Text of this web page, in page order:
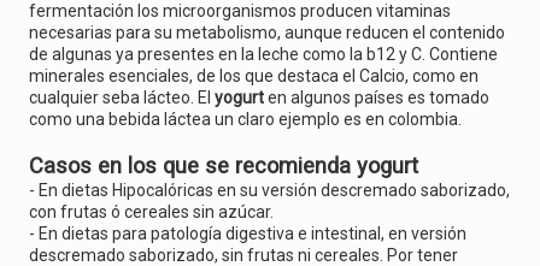
fermentación los microorganismos producen vitaminas
necesarias para su metabolismo, aunque reducen el contenido
de algunas ya presentes en la leche como la b12 y C. Contiene
minerales esenciales, de los que destaca el Calcio, como en
cualquier seba lácteo. El yogurten algunos países es tomado
como una bebida láctea un claro ejemplo es en colombia.
Casos en los que se recomienda yogurt
- En dietas Hipocalóricas en su versión descremado saborizado,
con frutas ó cereales sin azúcar.
- En dietas para patología digestiva e intestinal, en versión
descremado saborizado, sin frutas ni cereales. Por tener